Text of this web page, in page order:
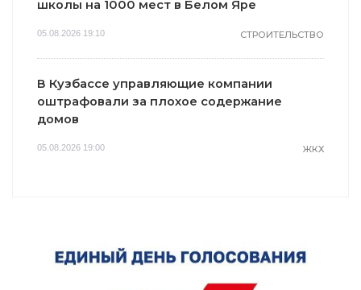
школы на 1000 мест в Белом Яре
05.08.2026 19:10 СТРОИТЕЛЬСТВО
В Кузбассе управляющие компании
оштрафовали за плохое содержание
домов
05.08.2026 19:00 ЖКХ